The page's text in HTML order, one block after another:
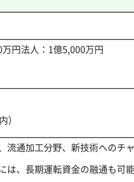
円法人：1億5,000万円
）
流通加工分野、新技術へのチ
は、長期運転資金の融通も可